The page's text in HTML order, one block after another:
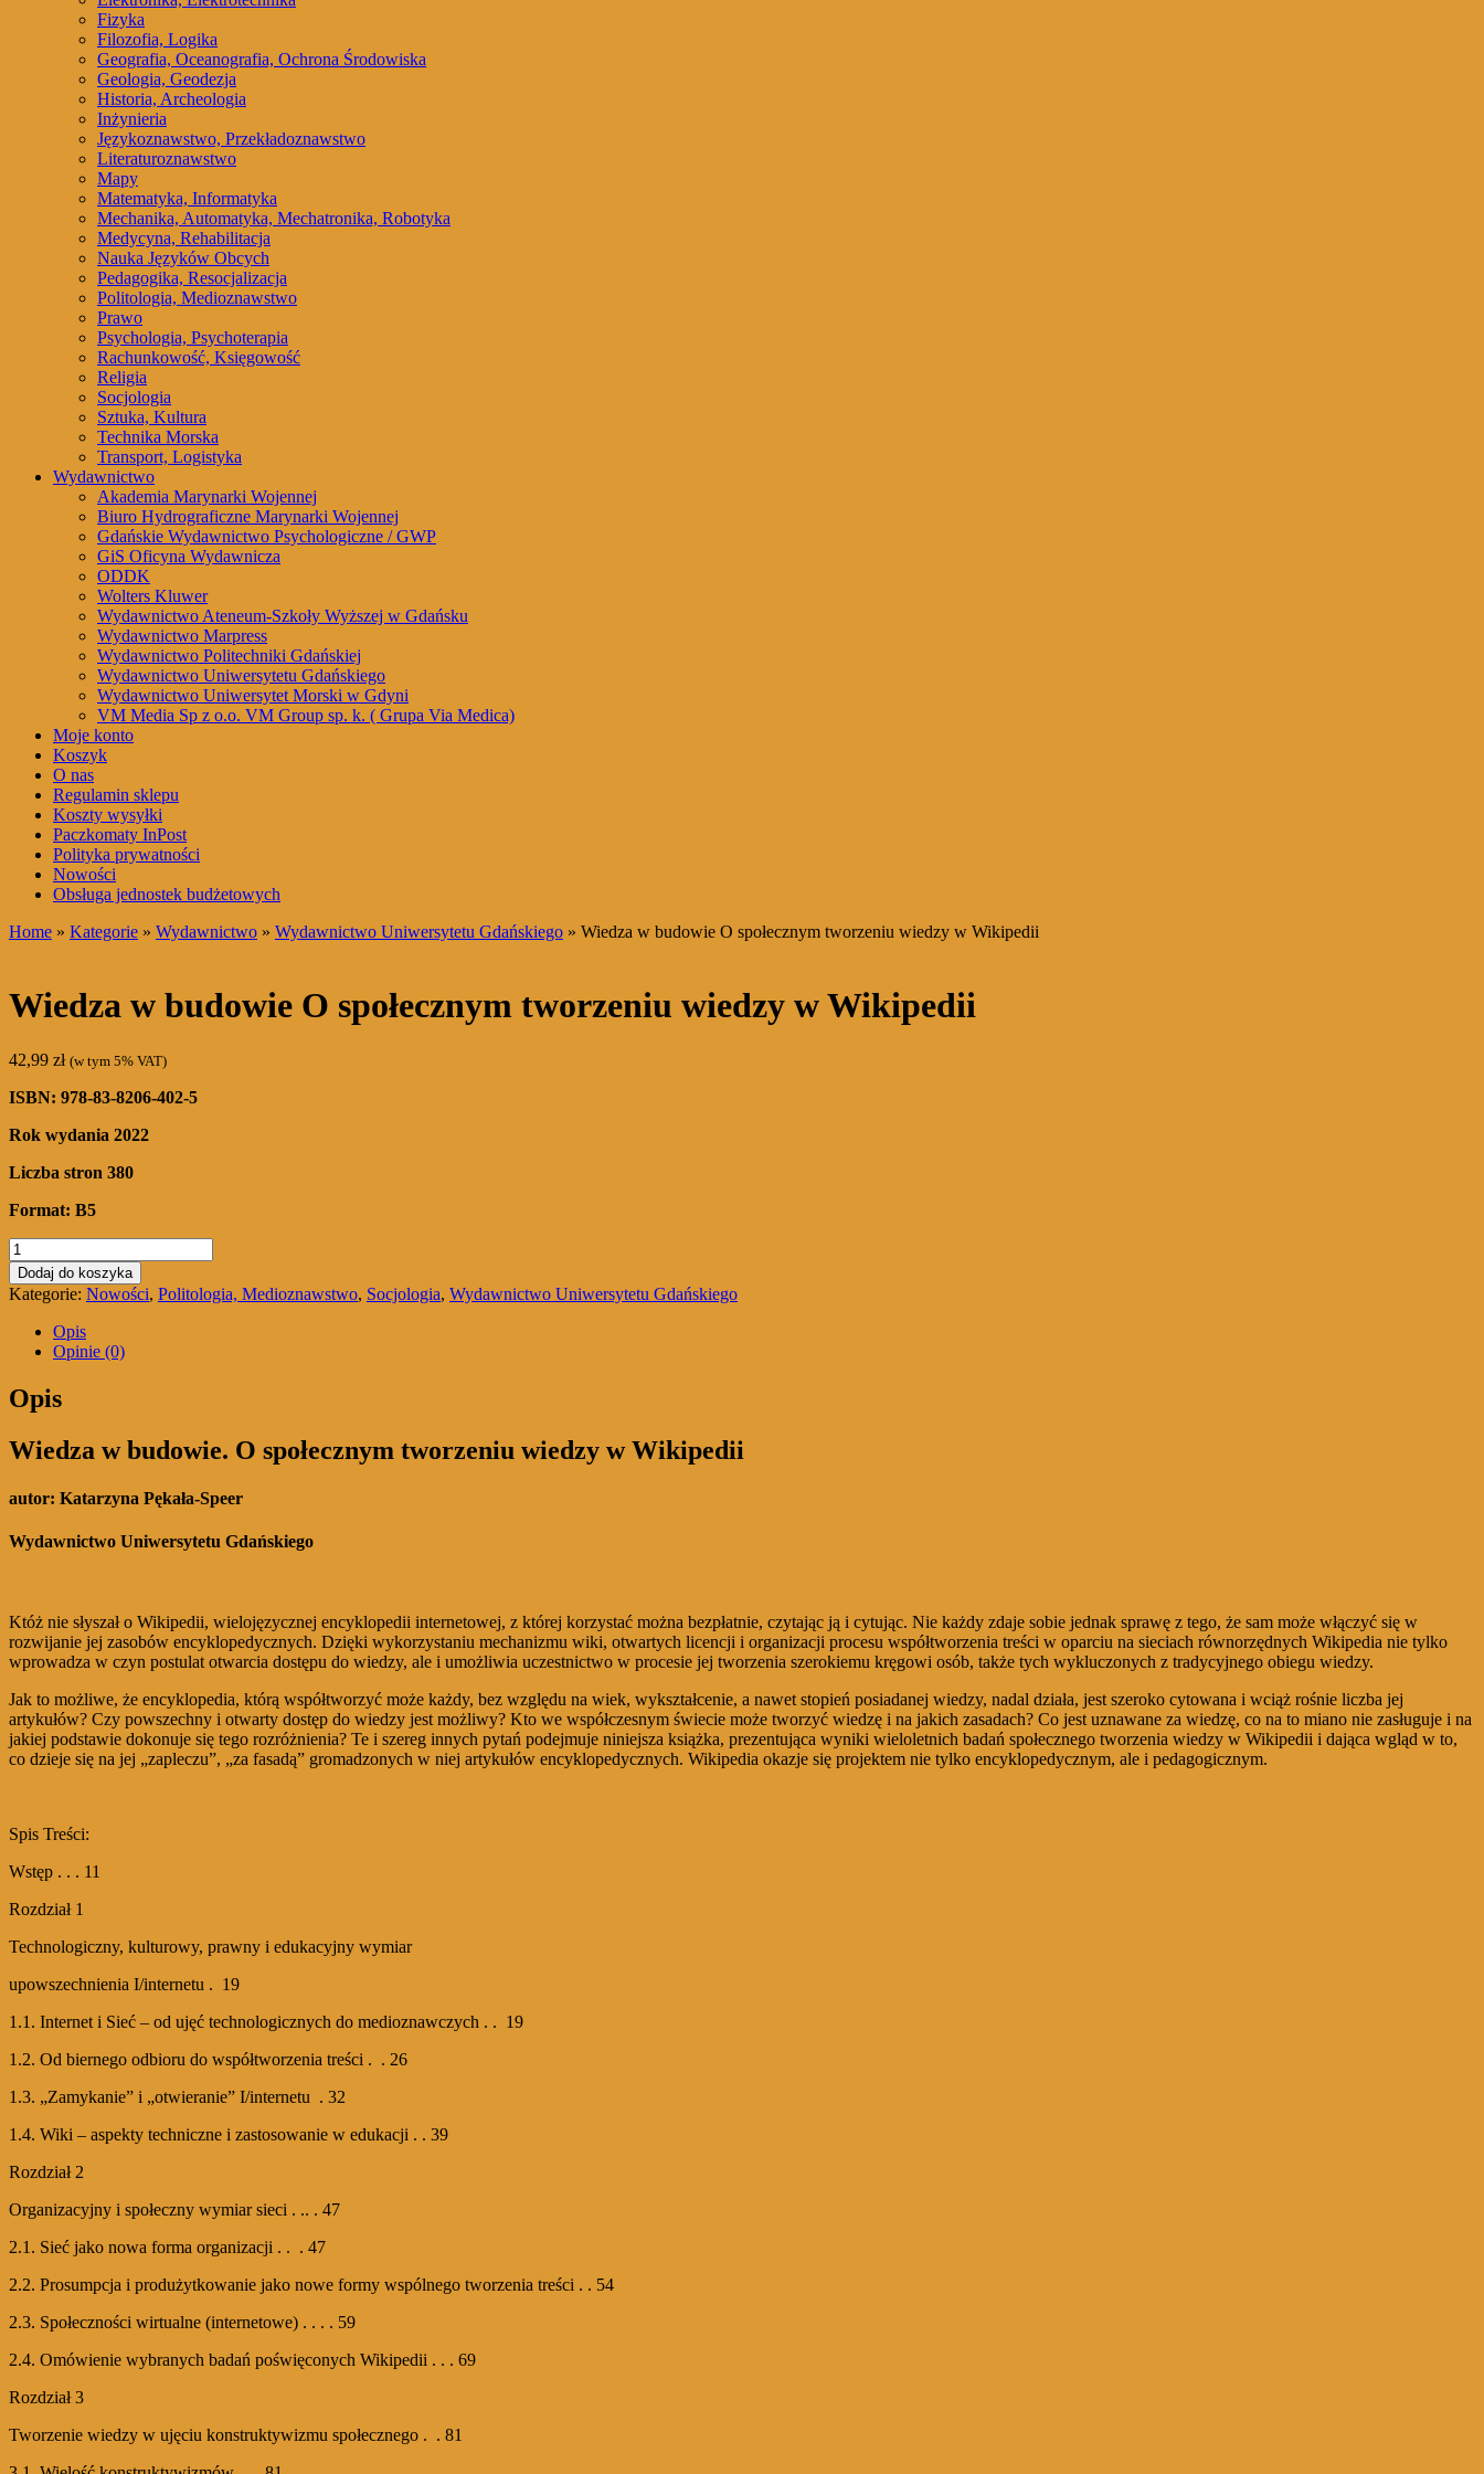
Fizyka
Filozofia, Logika
Geografia, Oceanografia, Ochrona Środowiska
Geologia, Geodezja
Historia, Archeologia
Inżynieria
Językoznawstwo, Przekładoznawstwo
Literaturoznawstwo
Mapy
Matematyka, Informatyka
Mechanika, Automatyka, Mechatronika, Robotyka
Medycyna, Rehabilitacja
Nauka Języków Obcych
Pedagogika, Resocjalizacja
Politologia, Medioznawstwo
Prawo
Psychologia, Psychoterapia
Rachunkowość, Księgowość
Religia
Socjologia
Sztuka, Kultura
Technika Morska
Transport, Logistyka
Wydawnictwo
Akademia Marynarki Wojennej
Biuro Hydrograficzne Marynarki Wojennej
Gdańskie Wydawnictwo Psychologiczne / GWP
GiS Oficyna Wydawnicza
ODDK
Wolters Kluwer
Wydawnictwo Ateneum-Szkoły Wyższej w Gdańsku
Wydawnictwo Marpress
Wydawnictwo Politechniki Gdańskiej
Wydawnictwo Uniwersytetu Gdańskiego
Wydawnictwo Uniwersytet Morski w Gdyni
VM Media Sp z o.o. VM Group sp. k. ( Grupa Via Medica)
Moje konto
Koszyk
O nas
Regulamin sklepu
Koszty wysyłki
Paczkomaty InPost
Polityka prywatności
Nowości
Obsługa jednostek budżetowych
Home » Kategorie » Wydawnictwo » Wydawnictwo Uniwersytetu Gdańskiego » Wiedza w budowie O społecznym tworzeniu wiedzy w Wikipedii
Wiedza w budowie O społecznym tworzeniu wiedzy w Wikipedii
42,99 zł (w tym 5% VAT)
ISBN: 978-83-8206-402-5
Rok wydania 2022
Liczba stron 380
Format: B5
ilość
Wiedza
w
budowie
społecznym
tworzeniu
wiedzy
w
Dodaj do koszyka
Kategorie: Nowości, Politologia, Medioznawstwo, Socjologia, Wydawnictwo Uniwersytetu Gdańskiego
Opis
Opinie (0)
Opis
Wiedza w budowie. O społecznym tworzeniu wiedzy w Wikipedii
autor: Katarzyna Pękała-Speer
Wydawnictwo Uniwersytetu Gdańskiego
Któż nie słyszał o Wikipedii, wielojęzycznej encyklopedii internetowej, z której korzystać można bezpłatnie, czytając ją i cytując. Nie każdy zdaje sobie jednak sprawę z tego, że sam może włączyć się w
rozwijanie jej zasobów encyklopedycznych. Dzięki wykorzystaniu mechanizmu wiki, otwartych licencji i organizacji procesu współtworzenia treści w oparciu na sieciach równorzędnych Wikipedia nie tylko
wprowadza w czyn postulat otwarcia dostępu do wiedzy, ale i umożliwia uczestnictwo w procesie jej tworzenia szerokiemu kręgowi osób, także tych wykluczonych z tradycyjnego obiegu wiedzy.
Jak to możliwe, że encyklopedia, którą współtworzyć może każdy, bez względu na wiek, wykształcenie, a nawet stopień posiadanej wiedzy, nadal działa, jest szeroko cytowana i wciąż rośnie liczba jej
artykułów? Czy powszechny i otwarty dostęp do wiedzy jest możliwy? Kto we współczesnym świecie może tworzyć wiedzę i na jakich zasadach? Co jest uznawane za wiedzę, co na to miano nie zasługuje i na
jakiej podstawie dokonuje się tego rozróżnienia? Te i szereg innych pytań podejmuje niniejsza książka, prezentująca wyniki wieloletnich badań społecznego tworzenia wiedzy w Wikipedii i dająca wgląd w to,
co dzieje się na jej „zapleczu”, „za fasadą” gromadzonych w niej artykułów encyklopedycznych. Wikipedia okazje się projektem nie tylko encyklopedycznym, ale i pedagogicznym.
Spis Treści:
Wstęp . . . 11
Rozdział 1
Technologiczny, kulturowy, prawny i edukacyjny wymiar
upowszechnienia I/internetu . 19
1.1. Internet i Sieć – od ujęć technologicznych do medioznawczych . . 19
1.2. Od biernego odbioru do współtworzenia treści . . 26
1.3. „Zamykanie” i „otwieranie” I/internetu . 32
1.4. Wiki – aspekty techniczne i zastosowanie w edukacji . . 39
Rozdział 2
Organizacyjny i społeczny wymiar sieci . .. . 47
2.1. Sieć jako nowa forma organizacji . . . 47
2.2. Prosumpcja i produżytkowanie jako nowe formy wspólnego tworzenia treści . . 54
2.3. Społeczności wirtualne (internetowe) . . . . 59
2.4. Omówienie wybranych badań poświęconych Wikipedii . . . 69
Rozdział 3
Tworzenie wiedzy w ujęciu konstruktywizmu społecznego . . 81